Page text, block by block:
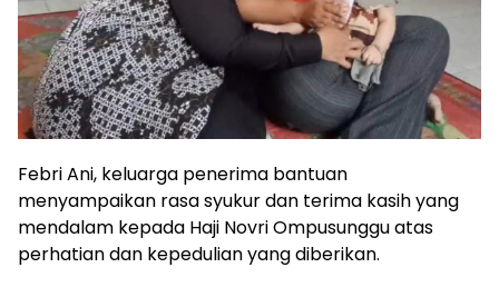
Febri Ani, keluarga penerima bantuan
menyampaikan rasa syukur dan terima kasih yang
mendalam kepada Haji Novri Ompusunggu atas
perhatian dan kepedulian yang diberikan.